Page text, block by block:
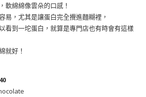
軟綿綿像雲朵的口感！
易，尤其是讓蛋白完全攪進麵糊裡，
看到一坨蛋白，就算是專門店也有時會有這樣
就好！